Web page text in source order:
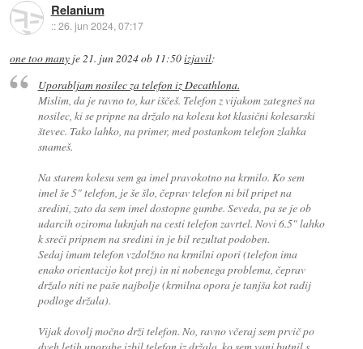
Relanium
::26. jun 2024, 07:17
one too many je21. jun 2024 ob 11:50izjavil:
Uporabljam nosilec za telefon iz Decathlona.
Mislim, da je ravno to, kar iščeš. Telefon z vijakom zategneš na
nosilec, ki se pripne na držalo na kolesu kot klasični kolesarski
števec. Tako lahko, na primer, med postankom telefon zlahka
snameš.
Na starem kolesu sem ga imel pravokotno na krmilo. Ko sem
imel še 5" telefon, je še šlo, čeprav telefon ni bil pripet na
sredini, zato da sem imel dostopne gumbe. Seveda, pa se je ob
udarcih oziroma luknjah na cesti telefon zavrtel. Novi 6.5" lahko
k sreči pripnem na sredini in je bil rezultat podoben.
Sedaj imam telefon vzdolžno na krmilni opori (telefon ima
enako orientacijo kot prej) in ni nobenega problema, čeprav
držalo niti ne paše najbolje (krmilna opora je tanjša kot radij
podloge držala).
Vijak dovolj močno drži telefon. No, ravno včeraj sem prvič po